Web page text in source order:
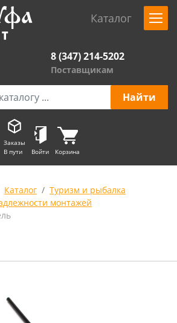
Каталог
8 (347) 214-5202
Поставщикам
Заказы
В пути
Войти Корзина
Каталог
Туризм и рыбалка
монтажей